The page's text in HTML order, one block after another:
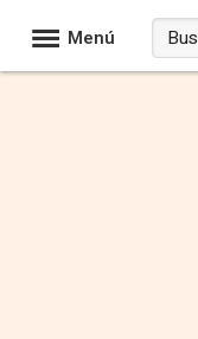
Menú